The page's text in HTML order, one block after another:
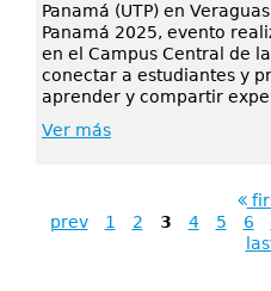
Panamá (UTP) en
Panamá 2025, evento
en el Campus Central de
conectar a estudiantes y
aprender y compartir
Ver más
prev
1 2 3 4 5 6